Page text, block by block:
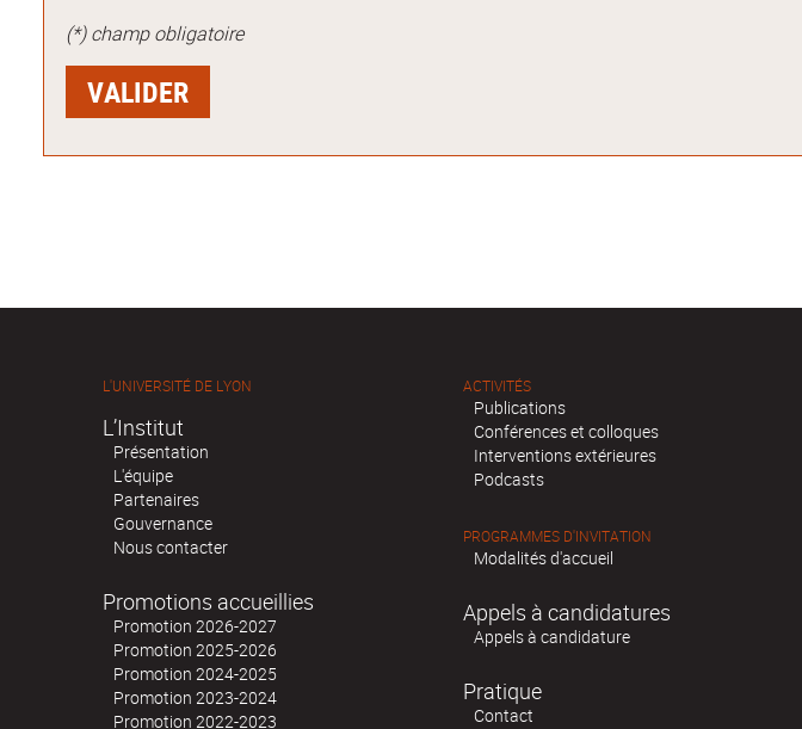
(*) champ obligatoire
L'UNIVERSITÉ DE LYON
L’Institut
Présentation
L'équipe
Partenaires
Gouvernance
Nous contacter
Promotions accueillies
Promotion 2026-2027
Promotion 2025-2026
Promotion 2024-2025
Promotion 2023-2024
Promotion 2022-2023
ACTIVITÉS
Publications
Conférences et colloques
Interventions extérieures
Podcasts
PROGRAMMES D'INVITATION
Modalités d'accueil
Appels à candidatures
Appels à candidature
Pratique
Contact